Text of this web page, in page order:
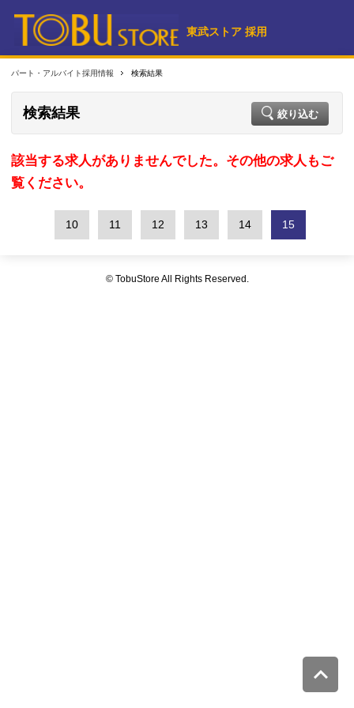
東武ストア 採用
パート・アルバイト採用情報 検索結果
検索結果 絞り込む
該当する求人がありませんでした。その他の求人もご
覧ください。
10 11 12 13 14 15
© TobuStore All Rights Reserved.